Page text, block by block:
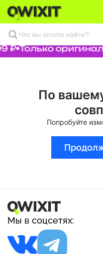
₽ Только
По
Попробуйте
Мы в соцсетях: